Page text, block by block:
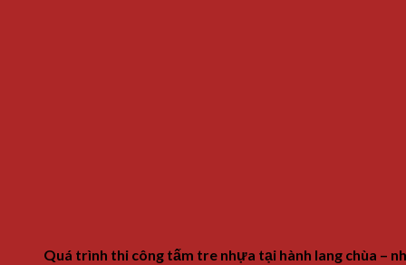
Quá trình thi công tấm tre nhựa tại hành lang chùa –